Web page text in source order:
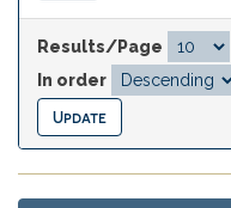
Results/Page
In order